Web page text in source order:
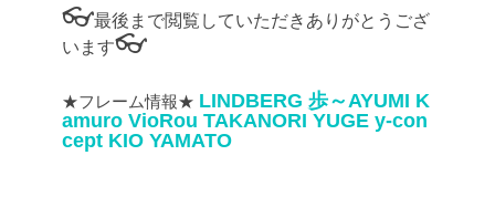
👓最後まで閲覧していただきありがとうござ
います👓
★フレーム情報★ LINDBERG 歩～AYUMI K
amuro VioRou TAKANORI YUGE y-con
cept KIO YAMATO